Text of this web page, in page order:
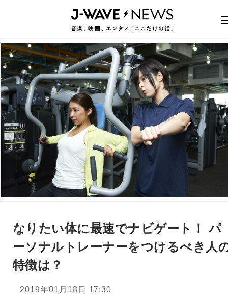
なりたい体に最速でナビゲート！ パ
ーソナルトレーナーをつけるべき人
特徴は？
2019年01月18日 17:30